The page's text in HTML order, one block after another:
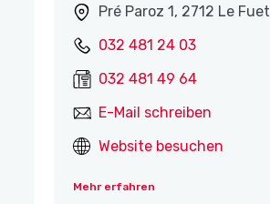
Pré Paroz 1, 2712 Le Fuet
032 481 24 03
032 481 49 64
E-Mail schreiben
Website besuchen
Mehr erfahren